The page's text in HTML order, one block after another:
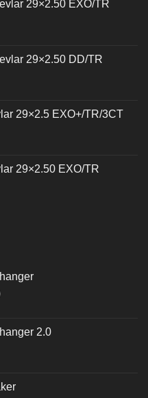
29×2.50 EXO/TR
29×2.50 DD/TR
29×2.5 EXO+/TR/3CT
29×2.50 EXO/TR
El
es:
2.0